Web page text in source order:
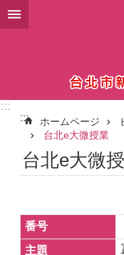
メインコンテンツブロ
:::
:::
ホームページ
台北e大微授業
台北e大微